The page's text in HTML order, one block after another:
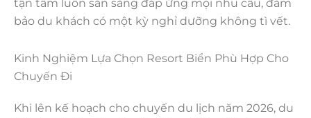
tận tâm luôn sẵn sàng đáp ứng mọi nhu cầu, đảm
bảo du khách có một kỳ nghỉ dưỡng không tì vết.
Kinh Nghiệm Lựa Chọn Resort Biển Phù Hợp Cho
Chuyến Đi
Khi lên kế hoạch cho chuyến du lịch năm 2026, du